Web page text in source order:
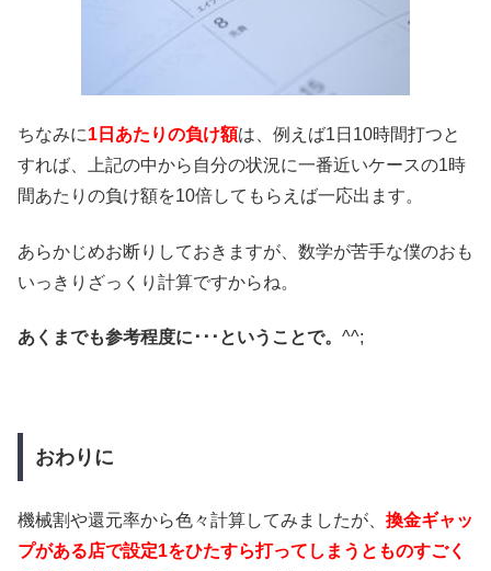
ちなみに1日あたりの負け額は、例えば1日10時間打つと
すれば、上記の中から自分の状況に一番近いケースの1時
間あたりの負け額を10倍してもらえば一応出ます。
あらかじめお断りしておきますが、数学が苦手な僕のおも
いっきりざっくり計算ですからね。
あくまでも参考程度に･･･ということで。 ^^;
おわりに
機械割や還元率から色々計算してみましたが、 換金ギャッ
プがある店で設定1をひたすら打ってしまうとものすごく